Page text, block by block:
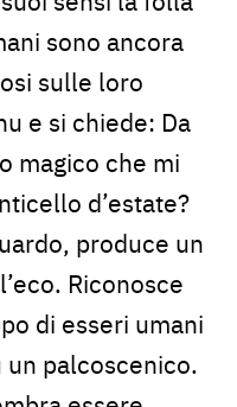
sono ancora
sulle loro
e si chiede: Da
magico che mi
d’estate?
produce un
Riconosce
di esseri umani
palcoscenico.